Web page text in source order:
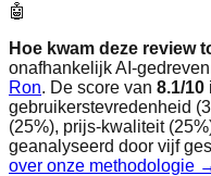
🤖
Hoe kwam deze review
onafhankelijk AI-
Ron. De score van 8.1/10
gebruikerstevredenheid
(25%), prijs-kwaliteit
geanalyseerd door vijf
over onze methodologie